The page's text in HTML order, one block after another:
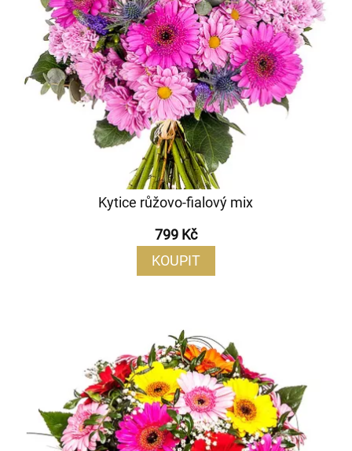
Kytice růžovo-fialový mix
799 Kč
KOUPIT